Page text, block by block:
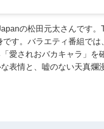
の松田元太さんです
す。バラエティ番組で
愛されおバカキャラ」を
表情と、嘘のない天真爛